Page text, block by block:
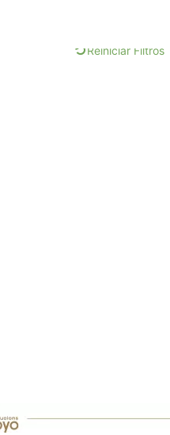
Reiniciar Filtros